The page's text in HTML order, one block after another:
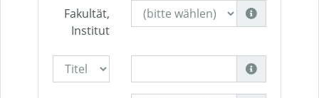
Fakultät,
Institut